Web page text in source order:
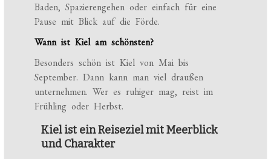
Baden, Spazierengehen oder einfach für eine
Pause mit Blick auf die Förde.
Wann ist Kiel am schönsten?
Besonders schön ist Kiel von Mai bis
September. Dann kann man viel draußen
unternehmen. Wer es ruhiger mag, reist im
Frühling oder Herbst.
Kiel ist ein Reiseziel mit Meerblick
und Charakter